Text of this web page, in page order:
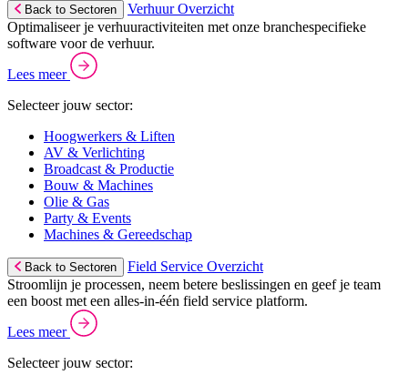
Back to Sectoren
Verhuur Overzicht
Optimaliseer je verhuuractiviteiten met onze branchespecifieke
software voor de verhuur.
Lees meer
Selecteer jouw sector:
Hoogwerkers & Liften
AV & Verlichting
Broadcast & Productie
Bouw & Machines
Olie & Gas
Party & Events
Machines & Gereedschap
Back to Sectoren
Field Service Overzicht
Stroomlijn je processen, neem betere beslissingen en geef je team
een boost met een alles-in-één field service platform.
Lees meer
Selecteer jouw sector: